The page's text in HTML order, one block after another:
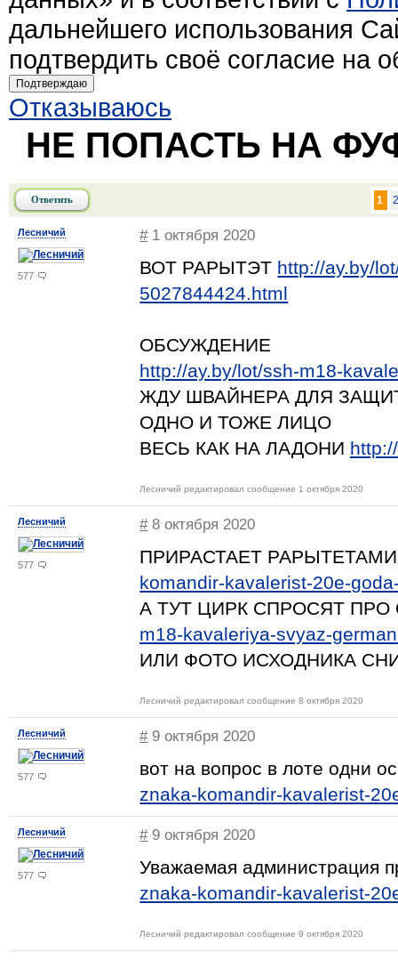
дальнейшего использования
подтвердить своё согласие на
Подтверждаю
Отказываюсь
НЕ ПОПАСТЬ НА
Ответить 1
Лесничий
577
#1 октября 2020
ВОТ РАРЫТЭТ http://ay.by/
5027844424.html
ОБСУЖДЕНИЕ
http://ay.by/lot/ssh-m18-
ЖДУ ШВАЙНЕРА ДЛЯ
ОДНО И ТОЖЕ ЛИЦО
ВЕСЬ КАК НА ЛАДОНИ
Лесничий редактировал сообщение 1 октября 2020
Лесничий
577
#8 октября 2020
ПРИРАСТАЕТ
komandir-kavalerist-20e-
А ТУТ ЦИРК СПРОСЯТ
m18-kavaleriya-svyaz-
ИЛИ ФОТО ИСХОДНИКА
Лесничий редактировал сообщение 8 октября 2020
Лесничий
577
#9 октября 2020
вот на вопрос в лоте одни
znaka-komandir-kavalerist-
Лесничий
577
#9 октября 2020
Уважаемая
znaka-komandir-kavalerist-
Лесничий редактировал сообщение 9 октября 2020